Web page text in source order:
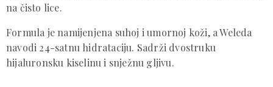
na čisto lice.
Formula je namijenjena suhoj i umornoj koži, a Weleda
navodi 24-satnu hidrataciju. Sadrži dvostruku
hijaluronsku kiselinu i snježnu gljivu.